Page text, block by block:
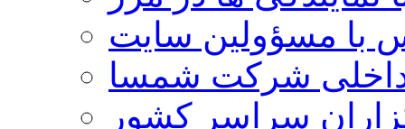
با مسؤولین سایت
شرکت شمسا
سراسر کشور